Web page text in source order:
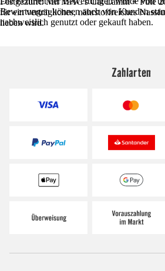
für ein verträgliches, nährstoffreiches
lieben wird.
Bewertungen können auch von Kunden
nachweislich genutzt oder gekauft haben.
Zahlarten